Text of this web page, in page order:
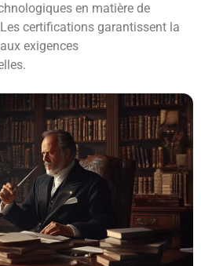
en matière de
certifications garantissent la
exigences